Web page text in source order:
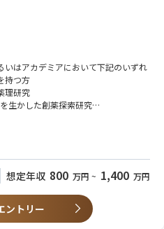
果のモニタリング
、改善指標等の設計
まえたプロセス改善
ビス開始等に伴う統制の見直し
動
動できるための支援
針および中期計画の策定
画の統括
したマネジメント
改善提案
算の策定・管理
ダーの管理
育成
運用体制の設計
企画
・評価
を踏まえた実行計画の策定
よび合意形成
入支援
担、業務手順の整備
整備の企画
の策定
ェクトの優先順位付け
ルールの整備
ント
マの提案
く、経営層から現場まで立場の違う
る方
はなく、課題や解決策を関係者とと
じられる方を求めています。
仕組みを提案できる方
目的に照らしてより良い方法を考
ら実現できる方を歓迎します。
創薬研究チームリーダー
はアカデミアにおいて下記のいずれ
持つ方
理研究
生かした創薬探索研究
究
た経験
ットワークを構築した経験
方
想定年収 800 万円 ~ 1,400 万円
ントリー